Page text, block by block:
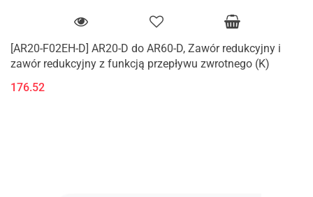
[AR20-F02EH-D] AR20-D do AR60-D, Zawór redukcyjny i
zawór redukcyjny z funkcją przepływu zwrotnego (K)
176.52